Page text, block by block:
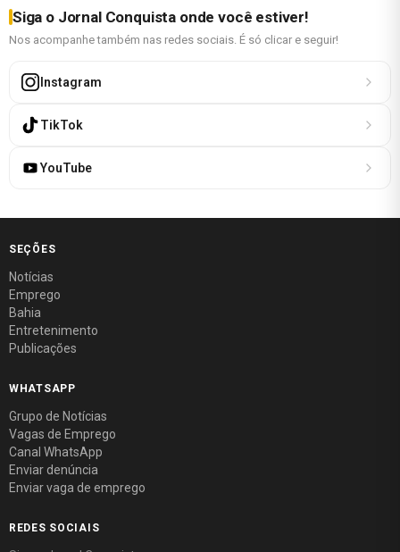
Siga o Jornal Conquista onde você estiver!
Nos acompanhe também nas redes sociais. É só clicar e seguir!
Instagram
TikTok
YouTube
SEÇÕES
Notícias
Emprego
Bahia
Entretenimento
Publicações
WHATSAPP
Grupo de Notícias
Vagas de Emprego
Canal WhatsApp
Enviar denúncia
Enviar vaga de emprego
REDES SOCIAIS